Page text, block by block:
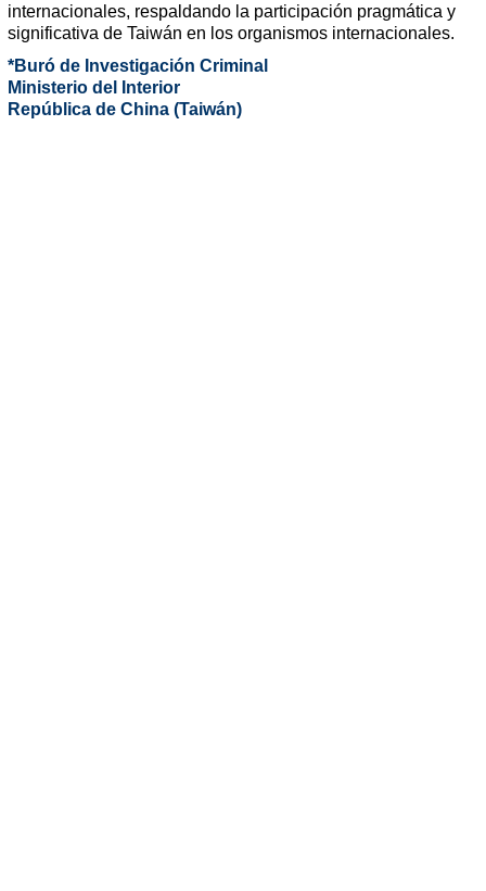
internacionales, respaldando la participación pragmática y
significativa de Taiwán en los organismos internacionales.
*Buró de Investigación Criminal
Ministerio del Interior
República de China (Taiwán)